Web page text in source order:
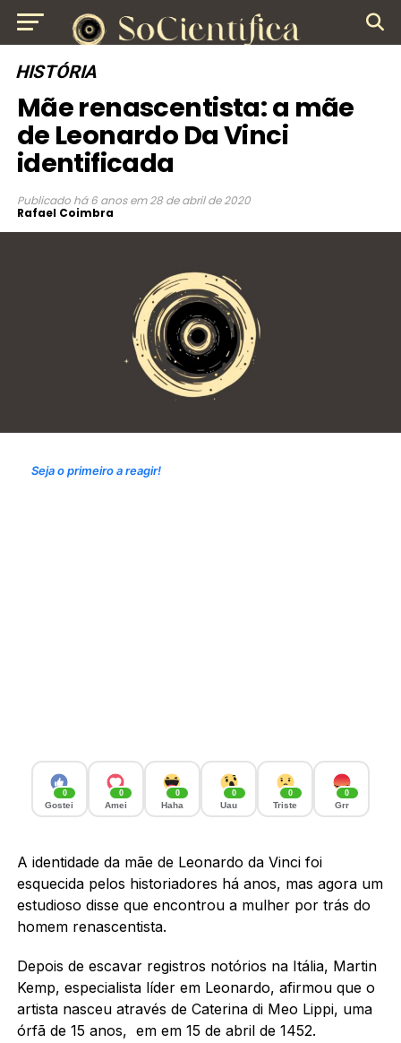
HISTÓRIA
Mãe renascentista: a mãe
de Leonardo Da Vinci
identificada
Publicado há 6 anos em 28 de abril de 2020
Rafael Coimbra
Seja o primeiro a reagir!
0
Gostei
0
Amei
0
Haha
0
Uau
0
Triste
0
Grr
A identidade da mãe de Leonardo da Vinci foi
esquecida pelos historiadores há anos, mas agora um
estudioso disse que encontrou a mulher por trás do
homem renascentista.
Depois de escavar registros notórios na Itália, Martin
Kemp, especialista líder em Leonardo, afirmou que o
artista nasceu através de Caterina di Meo Lippi, uma
órfã de 15 anos, em em 15 de abril de 1452.